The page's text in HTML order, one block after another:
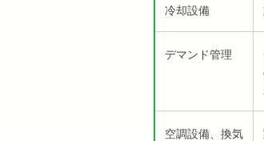
冷却設備
デマンド管理
空調設備、換気